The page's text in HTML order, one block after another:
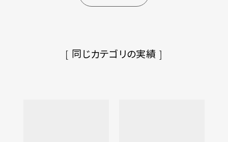
[ 同じカテゴリの実績 ]